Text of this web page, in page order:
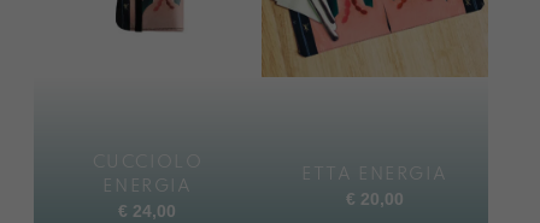
CUCCIOLO
ENERGIA
€ 24,00
ETTA ENERGIA
€ 20,00